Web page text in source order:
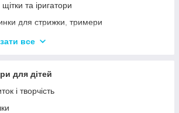
щітки та іригатори
для стрижки, тримери
Епілятори
дзеркала
все
для дітей
і творчість